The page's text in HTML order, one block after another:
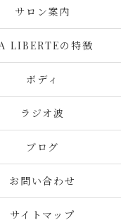
サロン案内
LIBERTEの特徴
ボディ
ラジオ波
ブログ
お問い合わせ
サイトマップ